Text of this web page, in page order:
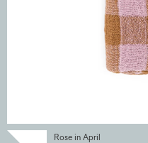
Rose in April